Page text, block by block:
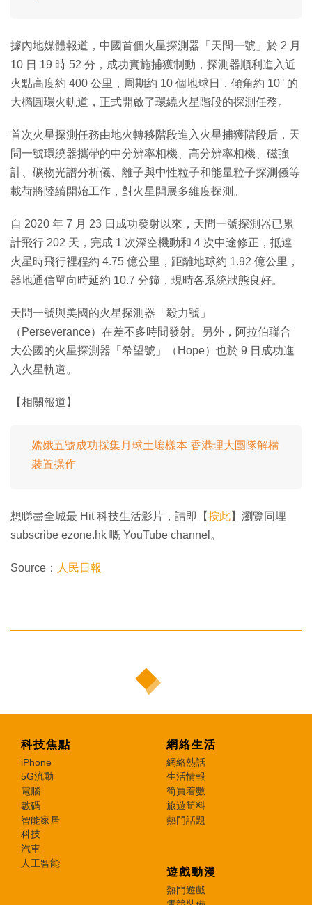
據內地媒體報道，中國首個火星探測器「天問一號」於 2 月
10 日 19 時 52 分，成功實施捕獲制動，探測器順利進入近
火點高度約 400 公里，周期約 10 個地球日，傾角約 10° 的
大橢圓環火軌道，正式開啟了環繞火星階段的探測任務。
首次火星探測任務由地火轉移階段進入火星捕獲階段后，天
問一號環繞器攜帶的中分辨率相機、高分辨率相機、磁強
計、礦物光譜分析儀、離子與中性粒子和能量粒子探測儀等
載荷將陸續開始工作，對火星開展多維度探測。
自 2020 年 7 月 23 日成功發射以來，天問一號探測器已累
計飛行 202 天，完成 1 次深空機動和 4 次中途修正，抵達
火星時飛行裡程約 4.75 億公里，距離地球約 1.92 億公里，
器地通信單向時延約 10.7 分鐘，現時各系統狀態良好。
天問一號與美國的火星探測器「毅力號」
（Perseverance）在差不多時間發射。另外，阿拉伯聯合
大公國的火星探測器「希望號」（Hope）也於 9 日成功進
入火星軌道。
【相關報道】
嫦娥五號成功採集月球土壤樣本 香港理大團隊解構
裝置操作
想睇盡全城最 Hit 科技生活影片，請即【按此】瀏覽同埋
subscribe ezone.hk 嘅 YouTube channel。
Source： 人民日報
科技焦點
iPhone
5G流動
電腦
數碼
智能家居
科技
汽車
人工智能
網絡生活
網絡熱話
生活情報
筍買着數
旅遊筍料
熱門話題
遊戲動漫
熱門遊戲